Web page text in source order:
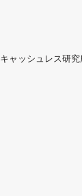
キャッシュレス研究